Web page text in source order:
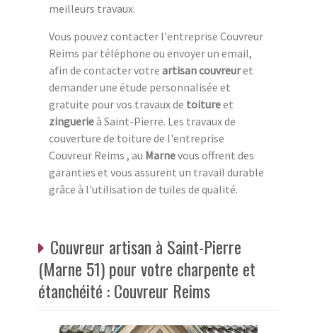
meilleurs travaux.
Vous pouvez contacter l'entreprise Couvreur
Reims par téléphone ou envoyer un email,
afin de contacter votre artisan couvreuret
demander une étude personnalisée et
gratuite pour vos travaux de toitureet
zinguerieà Saint-Pierre. Les travaux de
couverture de toiture de l'entreprise
Couvreur Reims , au Marnevous offrent des
garanties et vous assurent un travail durable
grâce à l'utilisation de tuiles de qualité.
Couvreur artisan à Saint-Pierre
(Marne 51) pour votre charpente et
étanchéité : Couvreur Reims